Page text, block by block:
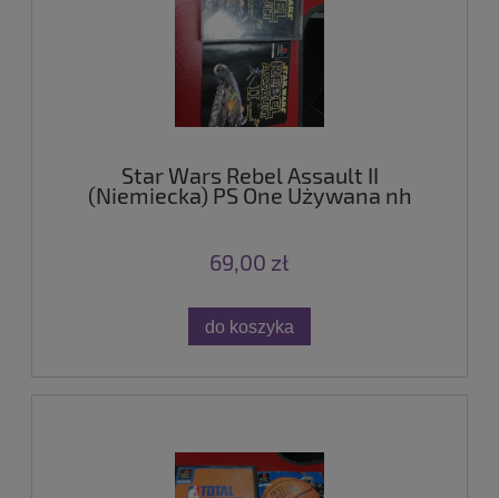
Star Wars Rebel Assault II
(Niemiecka) PS One Używana nh
69,00 zł
do koszyka